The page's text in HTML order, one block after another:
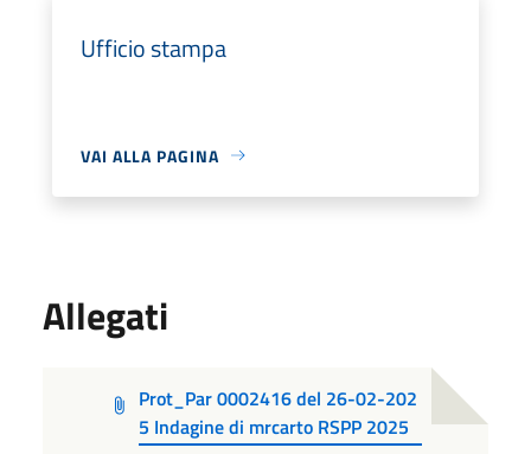
Ufficio stampa
VAI ALLA PAGINA
Allegati
Prot_Par 0002416 del 26-02-202
5 Indagine di mrcarto RSPP 2025